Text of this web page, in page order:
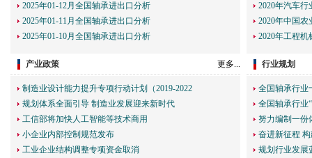
2025年01-12月全国轴承进出口分析
2025年01-11月全国轴承进出口分析
2025年01-10月全国轴承进出口分析
2020年汽车行
2020年中国
2020年工程
产业政策 更多...
制造业设计能力提升专项行动计划（2019-2022
规划体系全面引导 制造业发展迎来新时代
工信部将加快人工智能等技术商用
小企业内部控制规范发布
工业企业结构调整专项资金取消
行业规划
全国轴承行业
全国轴承行业
努力编制一份
奋进新征程
规划行业发展